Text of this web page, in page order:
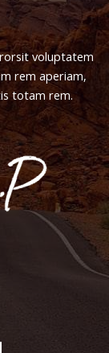
voluptatem
rem aperiam,
totam rem.